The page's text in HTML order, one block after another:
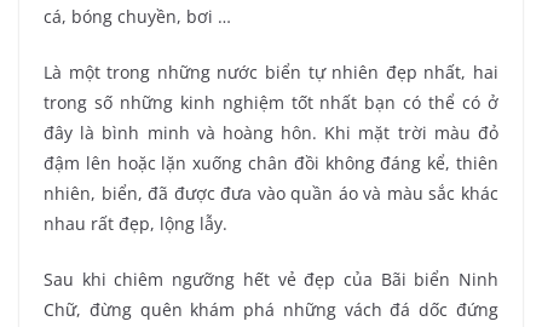
cá, bóng chuyền, bơi …
Là một trong những nước biển tự nhiên đẹp nhất, hai
trong số những kinh nghiệm tốt nhất bạn có thể có ở
đây là bình minh và hoàng hôn. Khi mặt trời màu đỏ
đậm lên hoặc lặn xuống chân đồi không đáng kể, thiên
nhiên, biển, đã được đưa vào quần áo và màu sắc khác
nhau rất đẹp, lộng lẫy.
Sau khi chiêm ngưỡng hết vẻ đẹp của Bãi biển Ninh
Chữ, đừng quên khám phá những vách đá dốc đứng